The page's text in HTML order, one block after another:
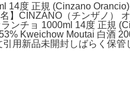
14度 正規 (Cinzano
】CINZANO（チンザノ）
ンチョ 1000ml 14度 正規
Kweichow Moutai 白酒
用新品未開封しばらく保